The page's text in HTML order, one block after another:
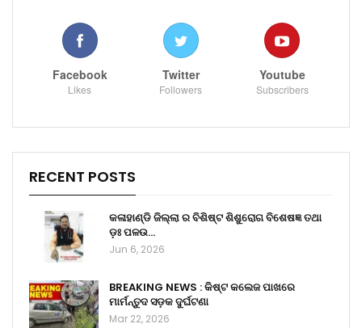
Facebook
Likes
Twitter
Followers
Youtube
Subscribers
RECENT POSTS
କଳାହାଣ୍ଡି ଜିଲ୍ଲା ର ବିଶିଷ୍ଟ ଶିଶୁରୋଗ ବିଶେଷଜ୍ଞ ତଥା
ଡ଼ଃ ପଳଉ…
Jun 6, 2026
BREAKING NEWS : କିଷ୍ଟ କଲେଜ ପାଖରେ
ମାର୍ମନ୍ତୁଦ ସଡ଼କ ଦୁର୍ଘଟଣା
Mar 22, 2026